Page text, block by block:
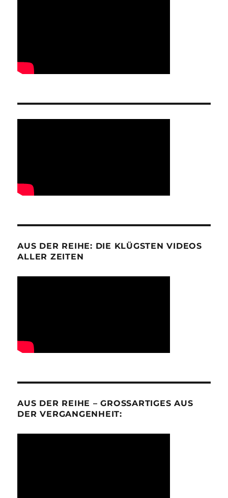
AUS DER REIHE: DIE KLÜGSTEN VIDEOS
ALLER ZEITEN
AUS DER REIHE – GROSSARTIGES AUS D
ER VERGANGENHEIT: